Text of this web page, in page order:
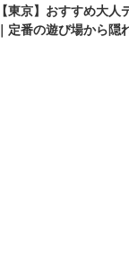
【東京】おすすめ大
｜定番の遊び場から隠